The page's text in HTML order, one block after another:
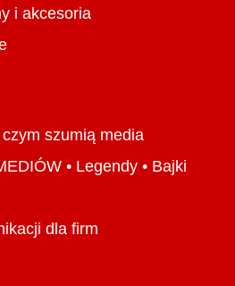
i akcesoria
szumią media
• Legendy • Bajki
dla firm